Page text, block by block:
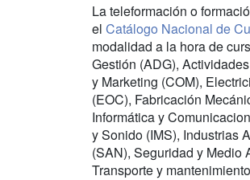
La teleformación o
el Catálogo Nacional de
modalidad a la hora de
Gestión (ADG),
y Marketing (COM),
(EOC), Fabricación
Informática y
y Sonido (IMS), Industrias
(SAN), Seguridad y Medio
Transporte y